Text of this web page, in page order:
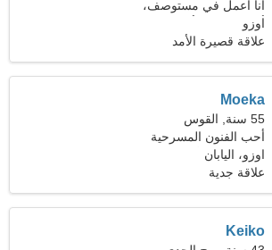
أنا أعمل في مستوصف،
أحتاج إلى امرأة جميلة
اوزو
علاقة قصيرة الأمد
Moeka
55 سنة, القوس
أحب الفنون المسرحية
والحيوانات الأليفة
اوزو، اليابان
علاقة جدية
Keiko